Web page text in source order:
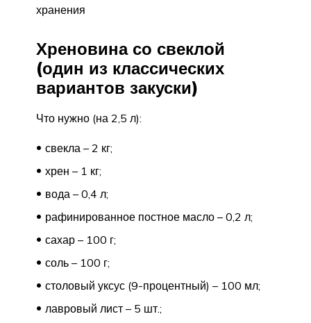
хранения
Хреновина со свеклой
(один из классических
вариантов закуски)
Что нужно (на 2,5 л):
свекла – 2 кг;
хрен – 1 кг;
вода – 0,4 л;
рафинированное постное масло – 0,2 л;
сахар – 100 г;
соль – 100 г;
столовый уксус (9-процентный) – 100 мл;
лавровый лист – 5 шт.;